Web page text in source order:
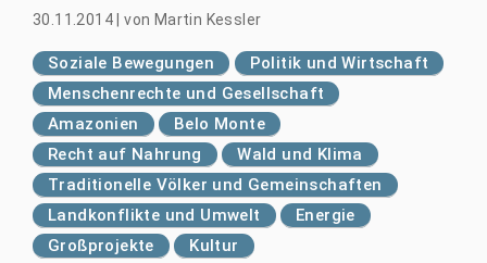
30.11.2014 |von Martin Kessler
Soziale Bewegungen
Politik und Wirtschaft
Menschenrechte und Gesellschaft
Amazonien
Belo Monte
Recht auf Nahrung
Wald und Klima
Traditionelle Völker und Gemeinschaften
Landkonflikte und Umwelt
Energie
Großprojekte
Kultur